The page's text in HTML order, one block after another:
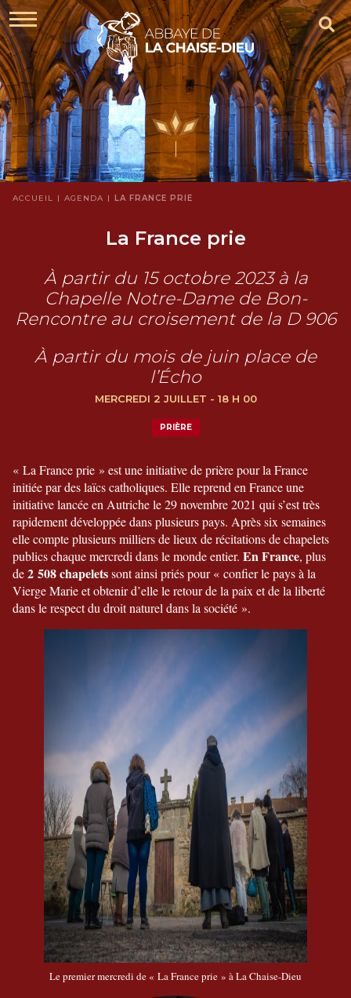
ACCUEIL AGENDA LA FRANCE PRIE
La France prie
À partir du 15 octobre 2023 à la
Chapelle Notre-Dame de Bon-
Rencontre au croisement de la D 906
À partir du mois de juin place de
l’Écho
MERCREDI 2 JUILLET - 18 H 00
PRIÈRE
« La France prie » est une initiative de prière pour la France
initiée par des laïcs catholiques. Elle reprend en France une
initiative lancée en Autriche le 29 novembre 2021 qui s’est très
rapidement développée dans plusieurs pays. Après six semaines
elle compte plusieurs milliers de lieux de récitations de chapelets
publics chaque mercredi dans le monde entier. En France, plus
de2 508 chapeletssont ainsi priés pour « confier le pays à la
Vierge Marie et obtenir d’elle le retour de la paix et de la liberté
dans le respect du droit naturel dans la société ».
Le premier mercredi de « La France prie » à La Chaise-Dieu